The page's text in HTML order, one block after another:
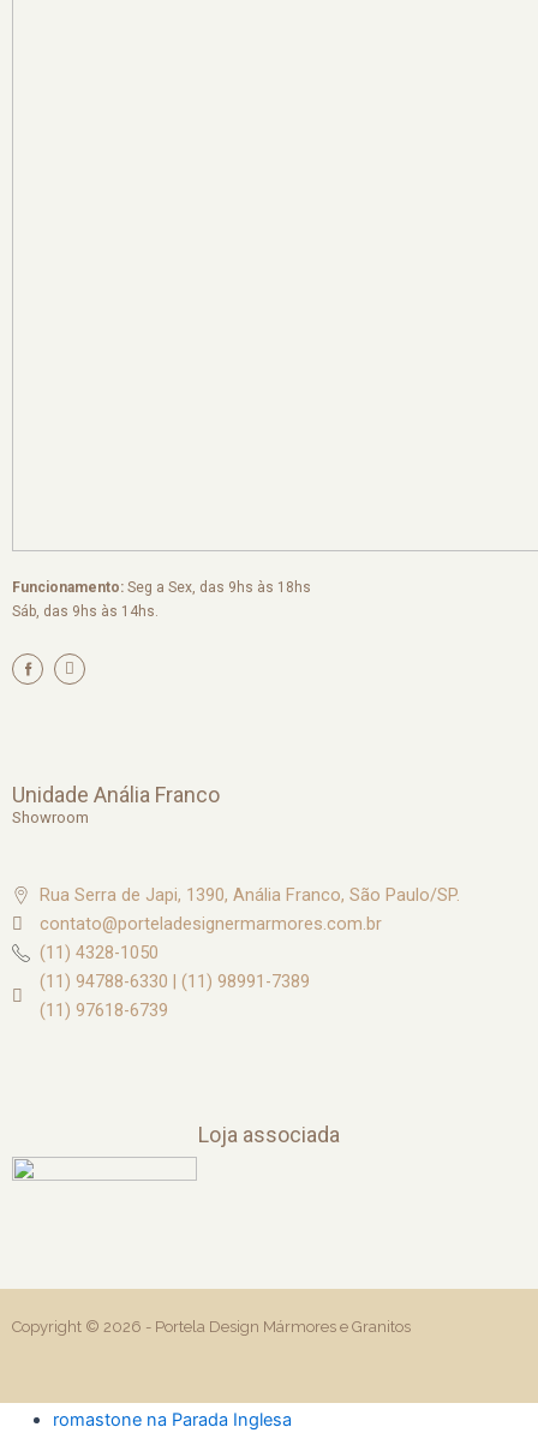
Funcionamento: Seg a Sex, das 9hs às 18hs
Sáb, das 9hs às 14hs.
I
n
s
m
Unidade Anália Franco
Showroom
Rua Serra de Japi, 1390, Anália Franco, São Paulo/SP.
contato@porteladesignermarmores.com.br
(11) 4328-1050
(11) 94788-6330 | (11) 98991-7389
(11) 97618-6739
Loja associada
Copyright © 2026 - Portela Design Mármores e Granitos
romastone na Parada Inglesa